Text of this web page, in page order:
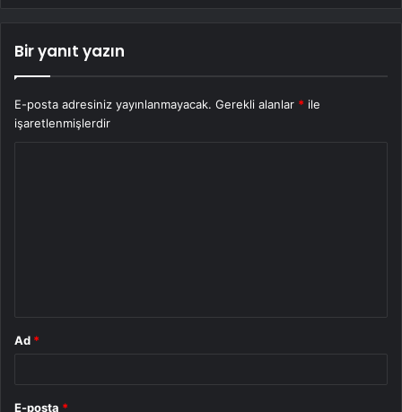
Bir yanıt yazın
E-posta adresiniz yayınlanmayacak. Gerekli alanlar * ile
işaretlenmişlerdir
Ad *
E-posta *